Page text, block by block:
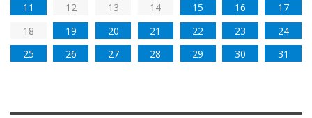
11
12 13 14 15 16
17
18
19 20 21 22 23
24
25
26 27 28 29 30 31